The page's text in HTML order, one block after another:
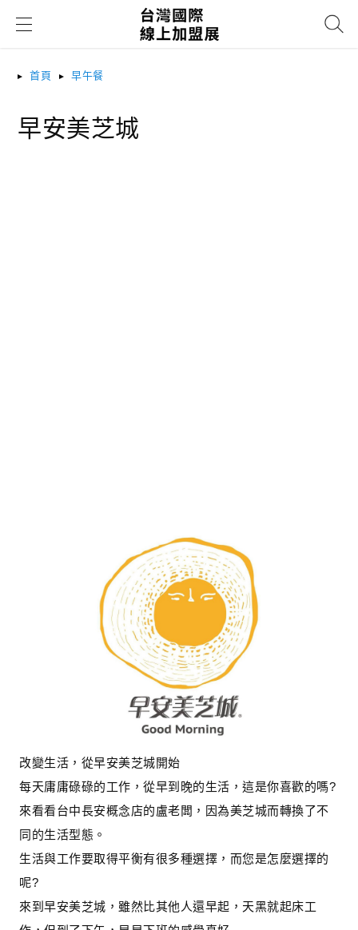
首頁 早午餐
早安美芝城
改變生活，從早安美芝城開始
每天庸庸碌碌的工作，從早到晚的生活，這是你喜歡的嗎?
來看看台中長安概念店的盧老闆，因為美芝城而轉換了不
同的生活型態。
生活與工作要取得平衡有很多種選擇，而您是怎麼選擇的
呢?
來到早安美芝城，雖然比其他人還早起，天黑就起床工